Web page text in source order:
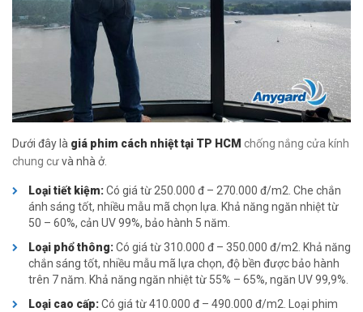
Dưới đây là giá phim cách nhiệt tại TP HCM chống nắng cửa kính
chung cưvà nhà ở.
Loại tiết kiệm:Có giá từ 250.000 đ – 270.000 đ/m2. Che chắn
ánh sáng tốt, nhiều mẫu mã chọn lựa. Khả năng ngăn nhiệt từ
50 – 60%, cản UV 99%, bảo hành 5 năm.
Loại phổ thông:Có giá từ 310.000 đ – 350.000 đ/m2. Khả năng
chắn sáng tốt, nhiều mẫu mã lựa chọn, độ bền được bảo hành
trên 7 năm. Khả năng ngăn nhiệt từ 55% – 65%, ngăn UV 99,9%.
Loại cao cấp:Có giá từ 410.000 đ – 490.000 đ/m2. Loại phim